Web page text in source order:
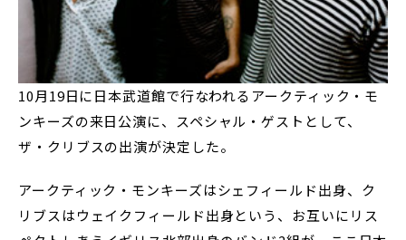
10月19日に日本武道館で行なわれるアークティック・モ
ンキーズの来日公演に、スペシャル・ゲストとして、
ザ・クリブスの出演が決定した。
アークティック・モンキーズはシェフィールド出身、ク
リブスはウェイクフィールド出身という、お互いにリス